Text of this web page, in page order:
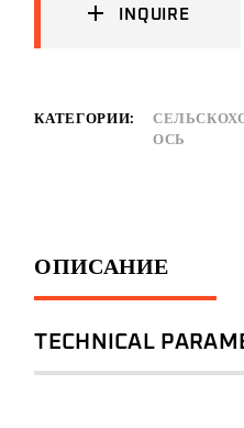
INQUIRE
КАТЕГОРИИ:
ОСЬ
ОПИСАНИЕ
TECHNICAL